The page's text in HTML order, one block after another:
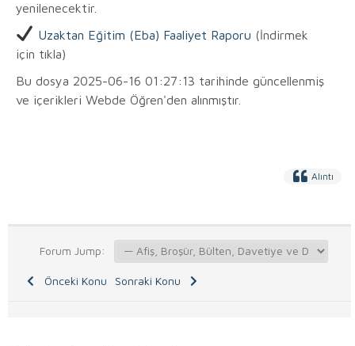
yenilenecektir.
Uzaktan Eğitim (Eba) Faaliyet Raporu (İndirmek
için tıkla)
Bu dosya 2025-06-16 01:27:13 tarihinde güncellenmiş
ve içerikleri Webde Öğren'den alınmıştır.
Alıntı
Forum Jump:
Önceki Konu Sonraki Konu